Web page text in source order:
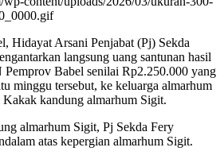
Hidayat Arsani Penjabat (Pj) Sekda
langsung uang santunan hasil
Babel senilai Rp2.250.000 yang
minggu tersebut, ke keluarga almarhum
kandung almarhum Sigit.
almarhum Sigit, Pj Sekda Fery
atas kepergian almarhum Sigit.